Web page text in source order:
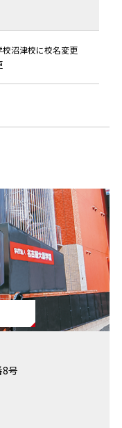
沼津校に校名変更
号